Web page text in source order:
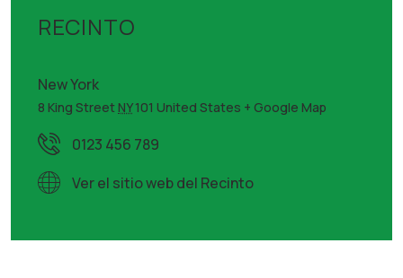
RECINTO
New York
8 King StreetNY101 United States + Google Map
0123 456 789
Ver el sitio web del Recinto